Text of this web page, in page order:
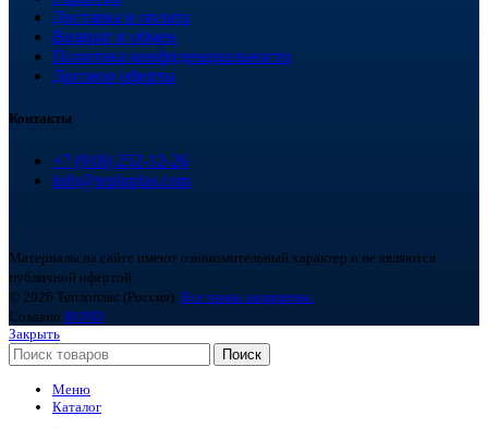
Доставка и оплата
Возврат и обмен
Политика конфиденциальности
Договор оферты
Контакты
+7 (918) 252-12-26
info@teploplas.com
Материалы на сайте имеют ознакомительный характер и не являются
публичной офертой.
© 2026 Теплоплас (Россия). Все права защищены.
Создано BOND
Закрыть
Поиск
Меню
Каталог